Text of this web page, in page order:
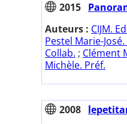
2015
Auteurs : CIJM.
Pestel Marie-
Collab. ; Clément
Michèle. Préf.
2008